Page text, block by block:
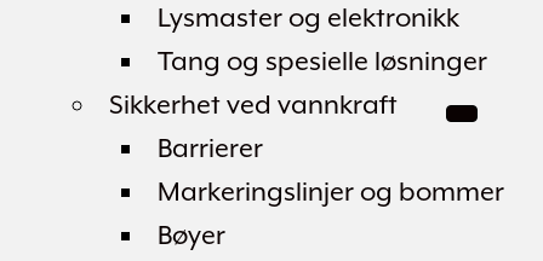
Lysmaster og elektronikk
Tang og spesielle løsninger
Sikkerhet ved vannkraft
Barrierer
Markeringslinjer og bommer
Bøyer